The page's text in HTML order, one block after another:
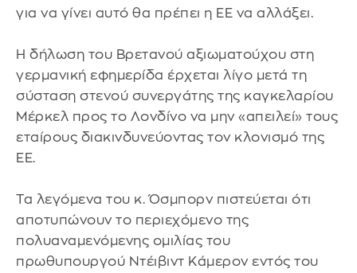
για να γίνει αυτό θα πρέπει η ΕΕ να αλλάξει.
Η δήλωση του Βρετανού αξιωματούχου στη
γερμανική εφημερίδα έρχεται λίγο μετά τη
σύσταση στενού συνεργάτης της καγκελαρίου
Μέρκελ προς το Λονδίνο να μην «απειλεί» τους
εταίρους διακινδυνεύοντας τον κλονισμό της
ΕΕ.
Τα λεγόμενα του κ. Όσμπορν πιστεύεται ότι
αποτυπώνουν το περιεχόμενο της
πολυαναμενόμενης ομιλίας του
πρωθυπουργού Ντέιβιντ Κάμερον εντός του